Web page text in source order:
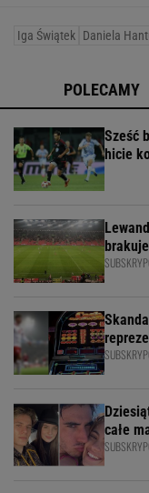
Iga Świątek Daniela
POLECAMY
Sześć
hicie
całe